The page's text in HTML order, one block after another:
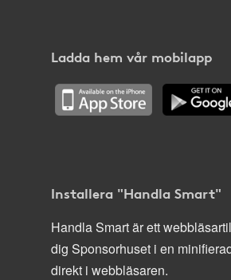
Ladda hem vår mobilapp
Installera "Handla Smart"
Handla Smart är ett
dig Sponsorhuset i en
direkt i webbläsaren.